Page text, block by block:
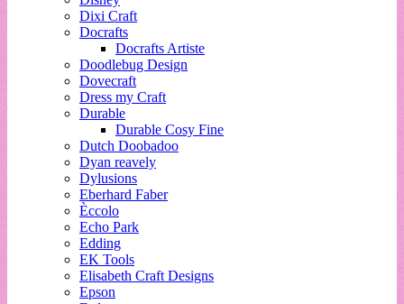
Dixi Craft
Docrafts
Docrafts Artiste
Doodlebug Design
Dovecraft
Dress my Craft
Durable
Durable Cosy Fine
Dutch Doobadoo
Dyan reavely
Dylusions
Eberhard Faber
Èccolo
Echo Park
Edding
EK Tools
Elisabeth Craft Designs
Epson